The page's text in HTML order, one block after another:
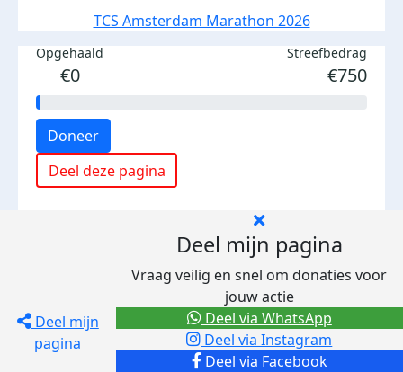
TCS Amsterdam Marathon 2026
Opgehaald
€0
Streefbedrag
€750
Doneer
Deel deze pagina
Deel mijn
pagina
Deel mijn pagina
Vraag veilig en snel om donaties voor
jouw actie
Deel via Facebook
Deel via Instagram
Deel via WhatsApp